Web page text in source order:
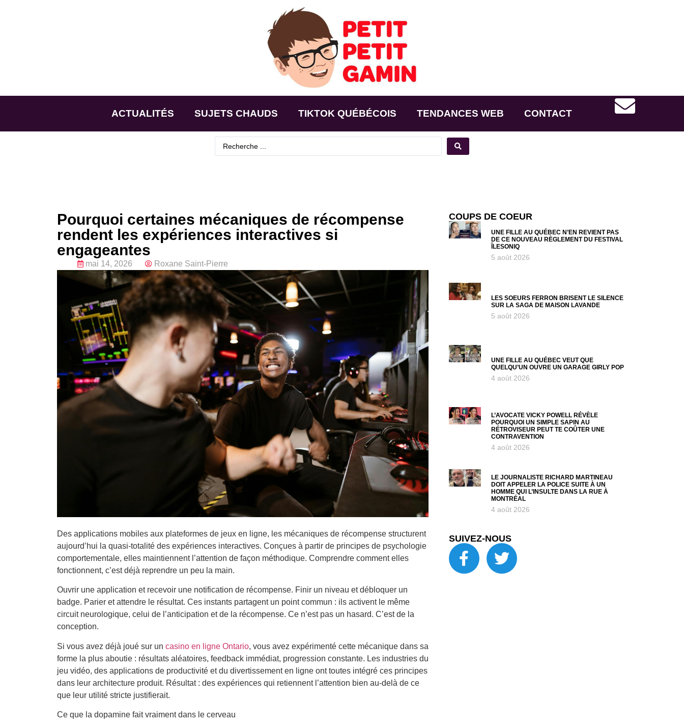
ACTUALITÉS SUJETS CHAUDS TIKTOK QUÉBÉCOIS TENDANCES WEB CONTACT
Pourquoi certaines mécaniques de récompense
rendent les expériences interactives si
engageantes
mai 14, 2026 Roxane Saint-Pierre
Des applications mobiles aux plateformes de jeux en ligne, les mécaniques de récompense structurent
aujourd’hui la quasi-totalité des expériences interactives. Conçues à partir de principes de psychologie
comportementale, elles maintiennent l’attention de façon méthodique. Comprendre comment elles
fonctionnent, c’est déjà reprendre un peu la main.
Ouvrir une application et recevoir une notification de récompense. Finir un niveau et débloquer un
badge. Parier et attendre le résultat. Ces instants partagent un point commun : ils activent le même
circuit neurologique, celui de l’anticipation et de la récompense. Ce n’est pas un hasard. C’est de la
conception.
Si vous avez déjà joué sur un casino en ligne Ontario, vous avez expérimenté cette mécanique dans sa
forme la plus aboutie : résultats aléatoires, feedback immédiat, progression constante. Les industries du
jeu vidéo, des applications de productivité et du divertissement en ligne ont toutes intégré ces principes
dans leur architecture produit. Résultat : des expériences qui retiennent l’attention bien au-delà de ce
que leur utilité stricte justifierait.
Ce que la dopamine fait vraiment dans le cerveau
COUPS DE COEUR
UNE FILLE AU QUÉBEC N’EN REVIENT PAS
DE CE NOUVEAU RÈGLEMENT DU FESTIVAL
ÎLESONIQ
5 août 2026
LES SOEURS FERRON BRISENT LE SILENCE
SUR LA SAGA DE MAISON LAVANDE
5 août 2026
UNE FILLE AU QUÉBEC VEUT QUE
QUELQU’UN OUVRE UN GARAGE GIRLY POP
4 août 2026
L’AVOCATE VICKY POWELL RÉVÈLE
POURQUOI UN SIMPLE SAPIN AU
RÉTROVISEUR PEUT TE COÛTER UNE
CONTRAVENTION
4 août 2026
LE JOURNALISTE RICHARD MARTINEAU
DOIT APPELER LA POLICE SUITE À UN
HOMME QUI L’INSULTE DANS LA RUE À
MONTRÉAL
4 août 2026
SUIVEZ-NOUS